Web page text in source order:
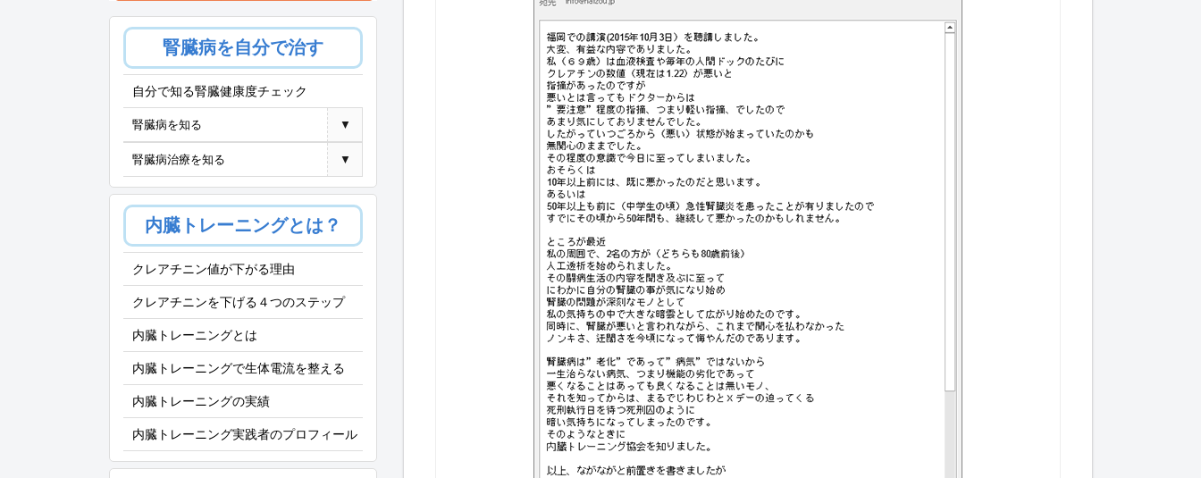
腎臓病を自分で治す
自分で知る腎臓健康度チェック
腎臓病を知る ▼
腎臓病治療を知る ▼
内臓トレーニングとは？
クレアチニン値が下がる理由
クレアチニンを下げる４つのステップ
内臓トレーニングとは
内臓トレーニングで生体電流を整える
内臓トレーニングの実績
内臓トレーニング実践者のプロフィール